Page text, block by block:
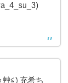
≦) 充希ち